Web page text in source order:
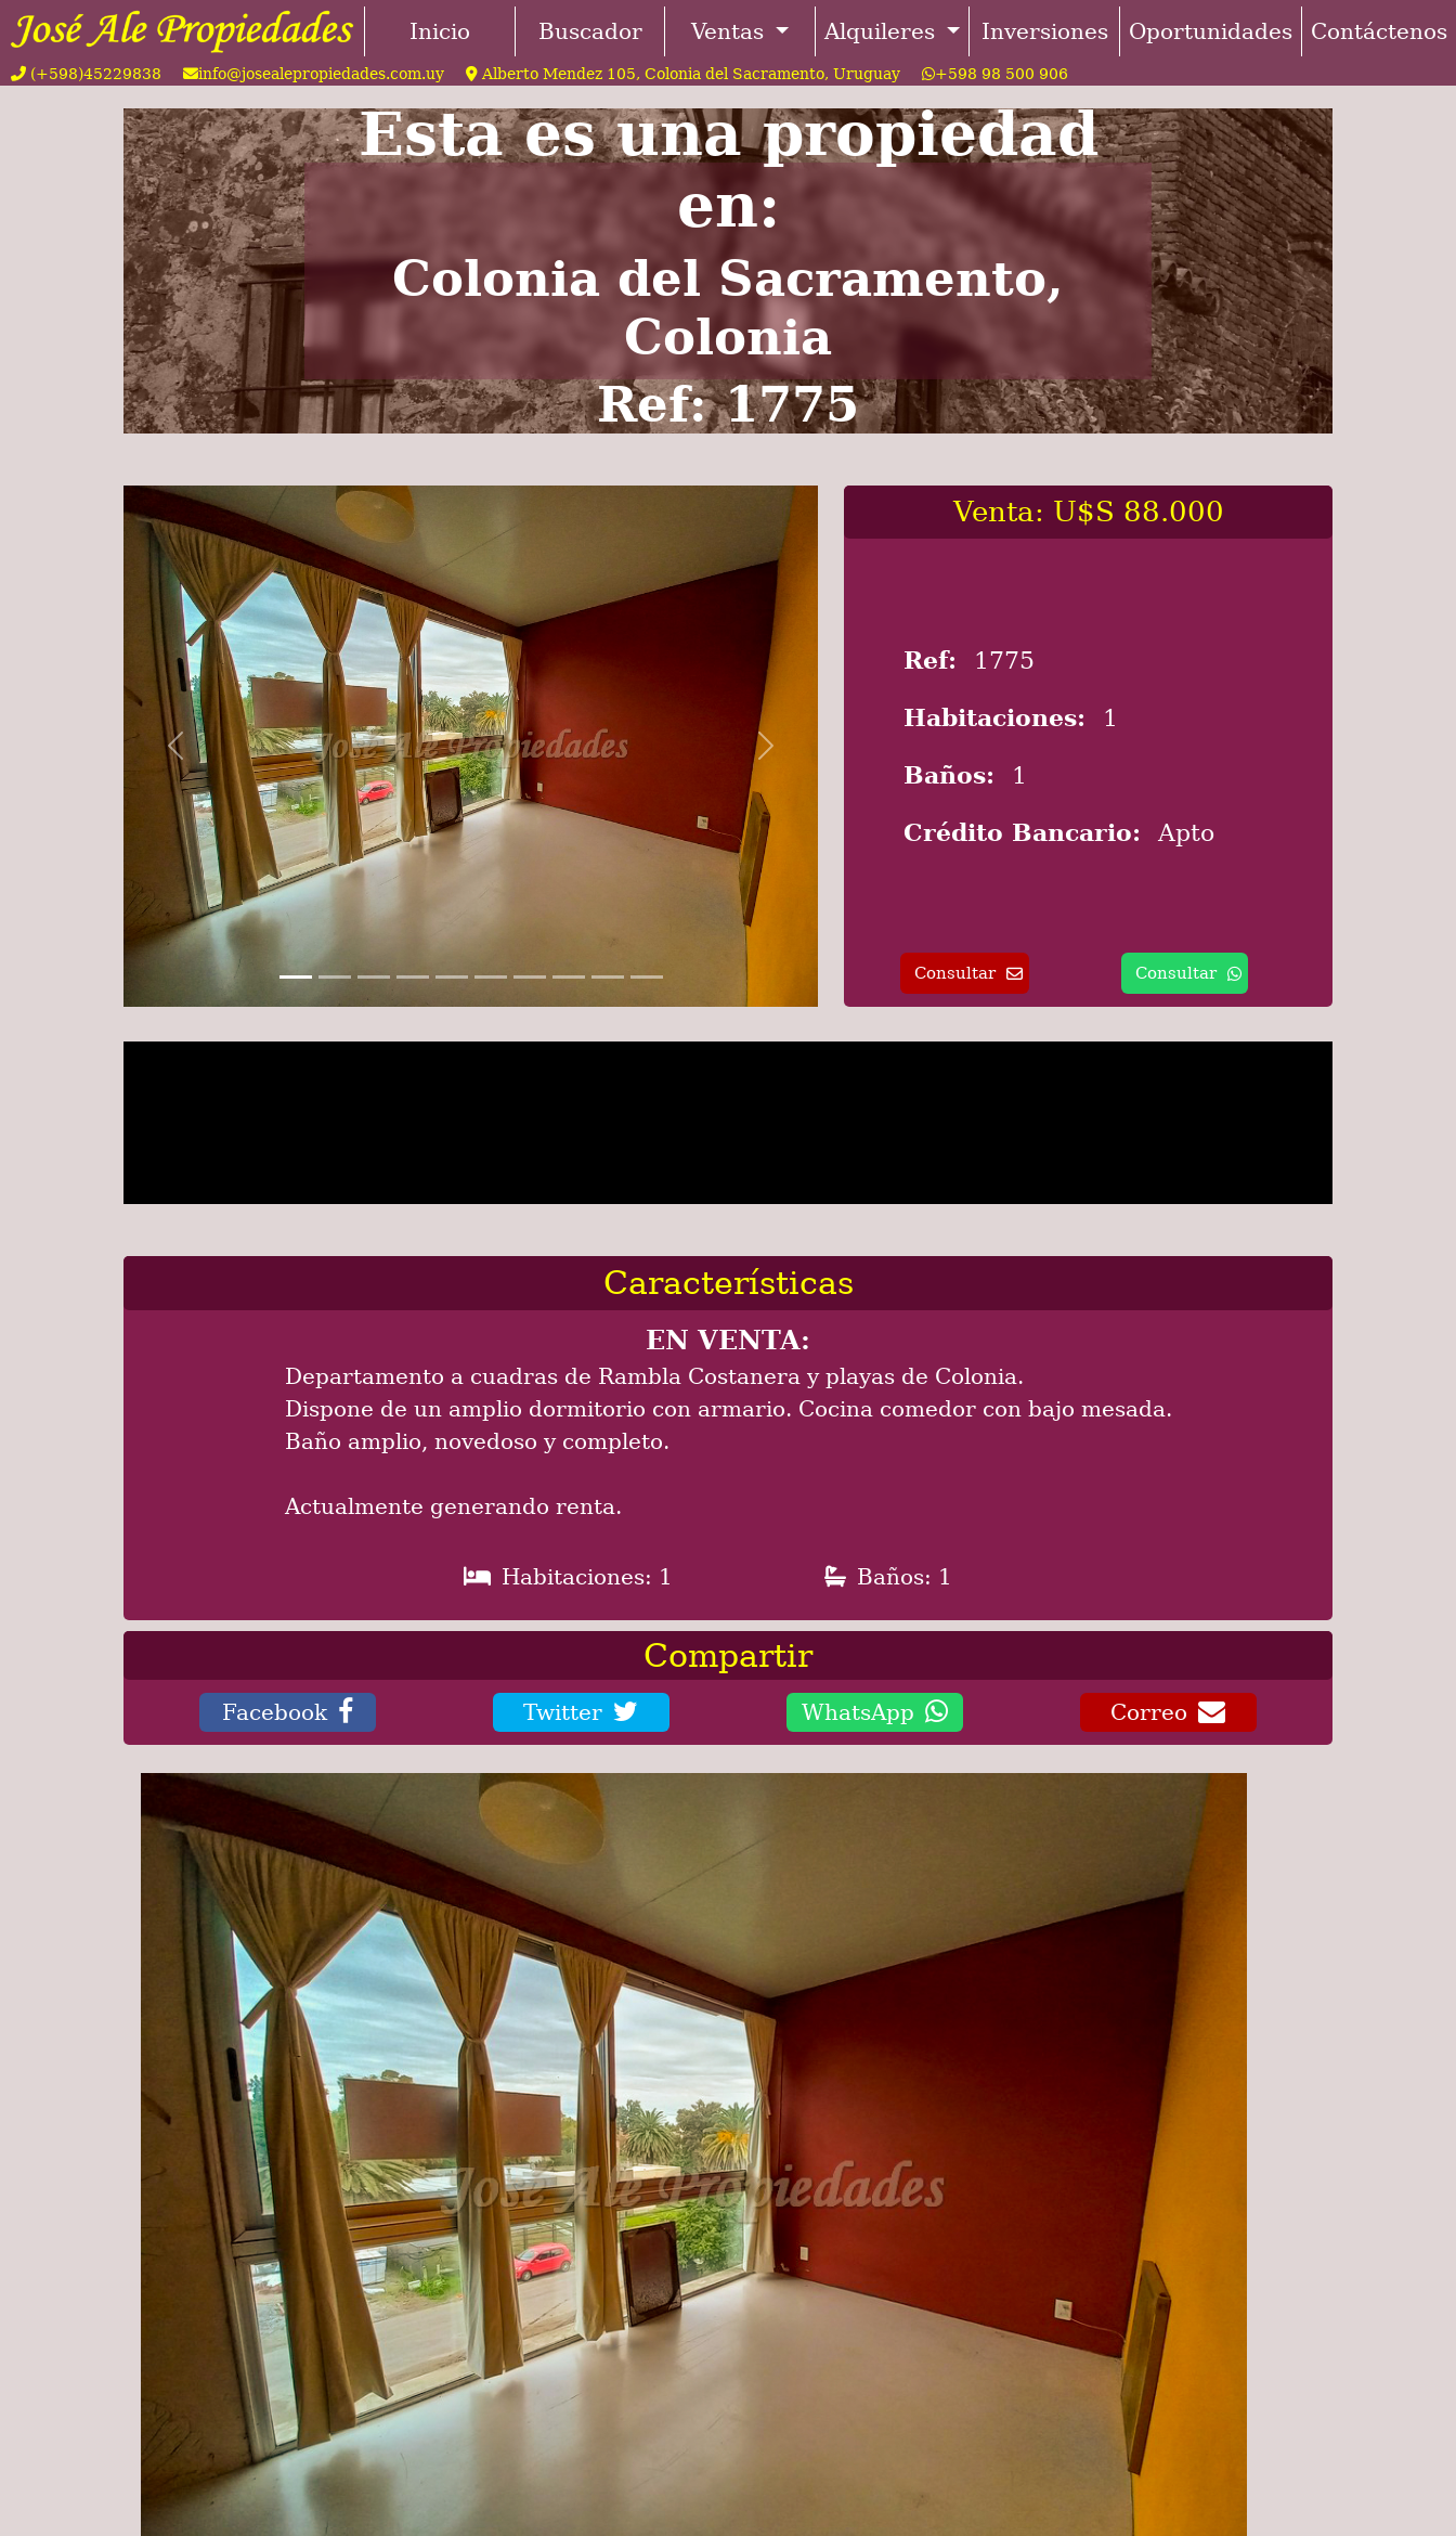
Inicio Buscador Ventas Alquileres Inversiones Oportunidades Contáctenos
(+598)45229838 info@josealepropiedades.com.uy Alberto Mendez 105, Colonia del Sacramento, Uruguay +598 98 500 906
Esta es una propiedad
en:
Colonia del Sacramento,
Colonia
Ref: 1775
Previous Next
Venta: U$S 88.000
Ref: 1775
Habitaciones: 1
Baños: 1
Crédito Bancario: Apto
Consultar Consultar
Características
EN VENTA:
Departamento a cuadras de Rambla Costanera y playas de Colonia.
Dispone de un amplio dormitorio con armario. Cocina comedor con bajo mesada.
Baño amplio, novedoso y completo.
Actualmente generando renta.
Habitaciones: 1 Baños: 1
Compartir
Facebook Twitter WhatsApp Correo